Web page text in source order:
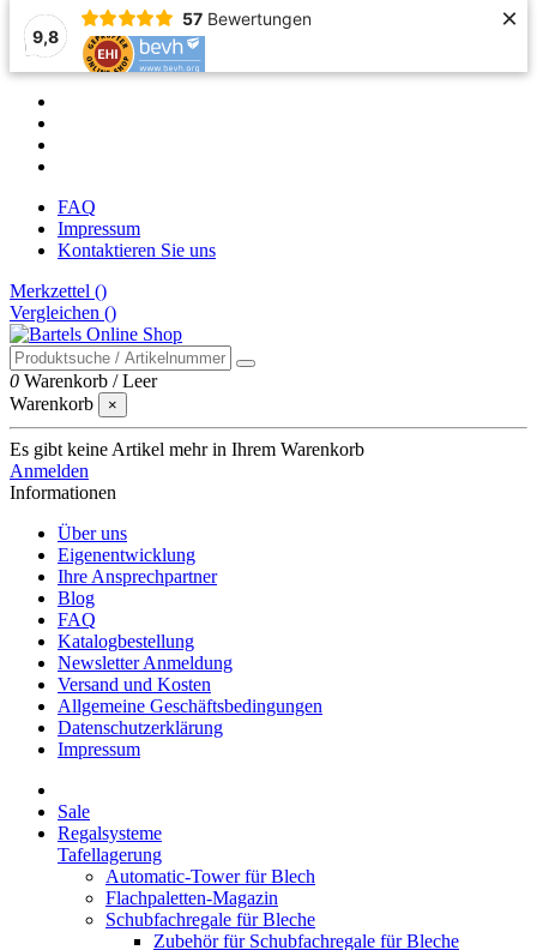
9,8
57 Bewertungen ×
FAQ
Impressum
Kontaktieren Sie uns
Merkzettel ()
Vergleichen ()
0 Warenkorb /Leer
Warenkorb
×
Es gibt keine Artikel mehr in Ihrem Warenkorb
Anmelden
Informationen
Über uns
Eigenentwicklung
Ihre Ansprechpartner
Blog
FAQ
Katalogbestellung
Newsletter Anmeldung
Versand und Kosten
Allgemeine Geschäftsbedingungen
Datenschutzerklärung
Impressum
Sale
Regalsysteme
Tafellagerung
Automatic-Tower für Blech
Flachpaletten-Magazin
Schubfachregale für Bleche
Zubehör für Schubfachregale für Bleche